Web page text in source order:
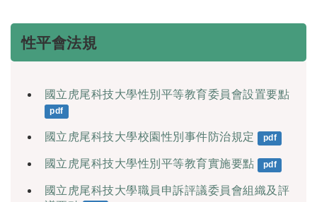
性平會法規
國立虎尾科技大學性別平等教育委員會設置要點
pdf
國立虎尾科技大學校園性別事件防治規定 pdf
國立虎尾科技大學性別平等教育實施要點 pdf
國立虎尾科技大學職員申訴評議委員會組織及評